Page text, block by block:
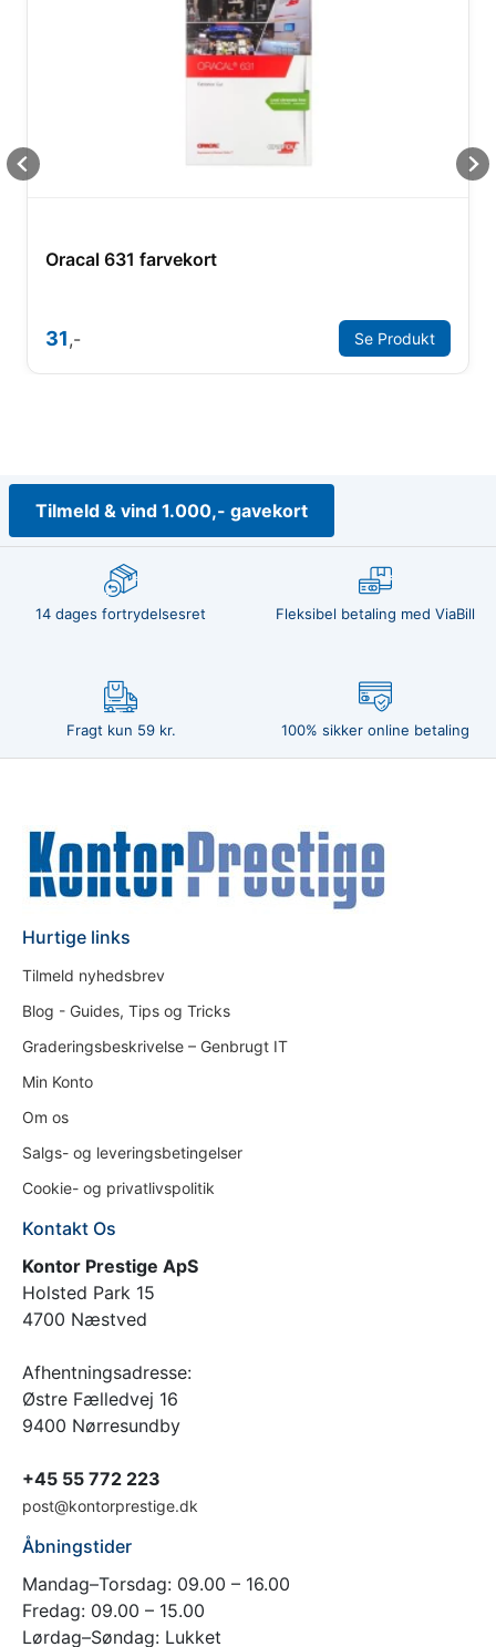
Oracal 631 farvekort
31,- Se Produkt
Tilmeld & vind 1.000,- gavekort
14 dages fortrydelsesret Fleksibel betaling med ViaBill
Fragt kun 59 kr. 100% sikker online betaling
Hurtige links
Tilmeld nyhedsbrev
Blog - Guides, Tips og Tricks
Graderingsbeskrivelse – Genbrugt IT
Min Konto
Om os
Salgs- og leveringsbetingelser
Cookie- og privatlivspolitik
Kontakt Os
Kontor Prestige ApS
Holsted Park 15
4700 Næstved
Afhentningsadresse:
Østre Fælledvej 16
9400 Nørresundby
+45 55 772 223
post@kontorprestige.dk
Åbningstider
Mandag–Torsdag: 09.00 – 16.00
Fredag: 09.00 – 15.00
Lørdag–Søndag: Lukket